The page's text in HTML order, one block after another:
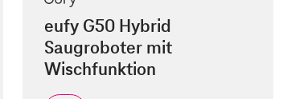
eufy G50 Hybrid
Saugroboter mit
Wischfunktion